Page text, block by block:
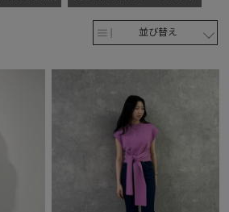
並び替え